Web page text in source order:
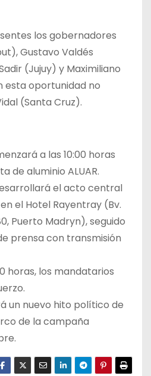
los gobernadores
Gustavo Valdés
(Jujuy) y Maximiliano
esta oportunidad no
(Santa Cruz).
a las 10:00 horas
de aluminio ALUAR.
el acto central
el Hotel Rayentray (Bv.
Puerto Madryn), seguido
prensa con transmisión
horas, los mandatarios
un nuevo hito político de
de la campaña